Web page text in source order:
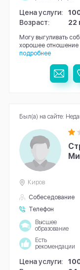
Цена услуги:
Возраст:
22
Могу выгуливать
хорошее
подробнее
Собеседование
Телефон
Киров
Высшее
образование
Есть
рекомендации
Цена услуги:
Был(а) на сайте: